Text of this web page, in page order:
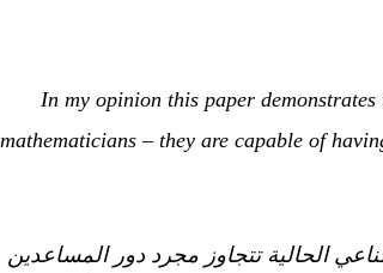
“In my opinion this paper
mathematicians – they are capable of
الحالية تتجاوز مجرد دور المساعدين